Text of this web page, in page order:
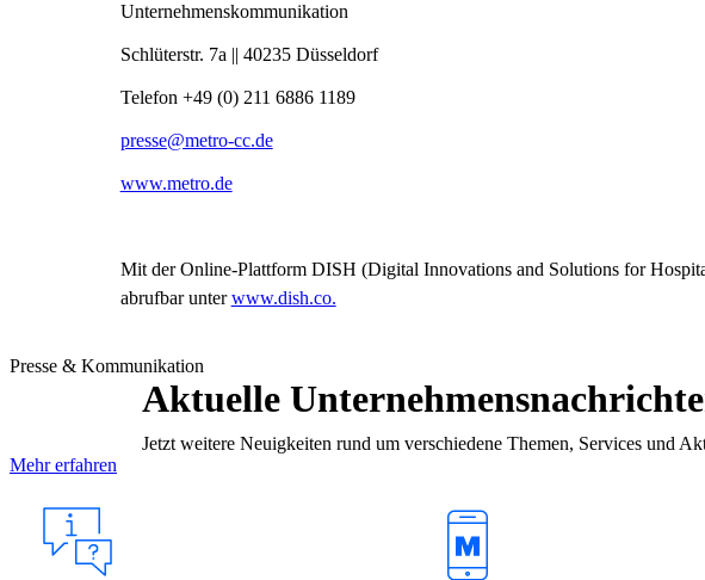
Unternehmenskommunikation
Schlüterstr. 7a || 40235 Düsseldorf
Telefon +49 (0) 211 6886 1189
presse@metro-cc.de
www.metro.de
Mit der Online-Plattform DISH (Digital Innovations and Solutions for
abrufbar unterwww.dish.co.
Presse & Kommunikation
Aktuelle
Jetzt weitere Neuigkeiten rund um verschiedene Themen, Services und
Mehr erfahren